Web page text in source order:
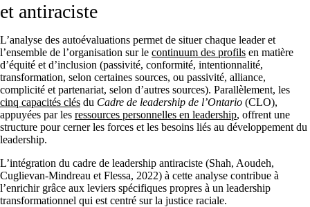
et antiraciste
L’analyse des autoévaluations permet de situer chaque leader et
l’ensemble de l’organisation sur le continuum des profils en matière
d’équité et d’inclusion (passivité, conformité, intentionnalité,
transformation, selon certaines sources, ou passivité, alliance,
complicité et partenariat, selon d’autres sources). Parallèlement, les
cinq capacités clés du Cadre de leadership de l’Ontario (CLO),
appuyées par les ressources personnelles en leadership, offrent une
structure pour cerner les forces et les besoins liés au développement du
leadership.
L’intégration du cadre de leadership antiraciste (Shah, Aoudeh,
Cuglievan-Mindreau et Flessa, 2022) à cette analyse contribue à
l’enrichir grâce aux leviers spécifiques propres à un leadership
transformationnel qui est centré sur la justice raciale.